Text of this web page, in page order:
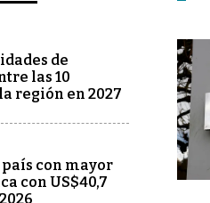
de
las 10
región en 2027
país con mayor
con US$40,7